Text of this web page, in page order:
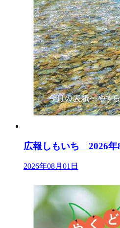
広報しもいち 2026年
2026年08月01日